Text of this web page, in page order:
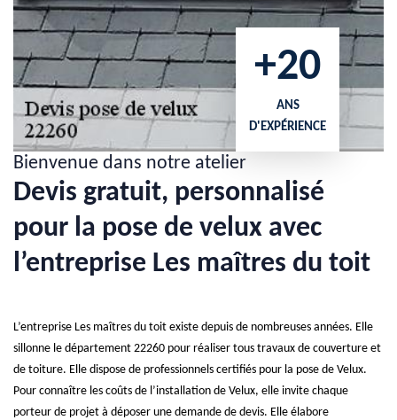
+20
ANS
D'EXPÉRIENCE
Bienvenue dans notre atelier
Devis gratuit, personnalisé
pour la pose de velux avec
l’entreprise Les maîtres du toit
L’entreprise Les maîtres du toit existe depuis de nombreuses années. Elle
sillonne le département 22260 pour réaliser tous travaux de couverture et
de toiture. Elle dispose de professionnels certifiés pour la pose de Velux.
Pour connaître les coûts de l’installation de Velux, elle invite chaque
porteur de projet à déposer une demande de devis. Elle élabore